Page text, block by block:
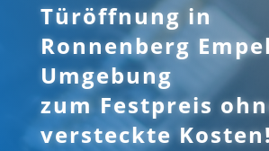
Türöffnung in
Ronnenberg
Umgebung
zum Festpreis
versteckte Kosten!